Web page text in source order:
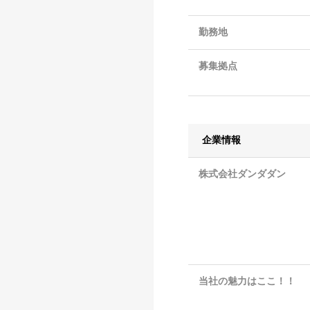
勤務地
募集拠点
企業情報
株式会社ダンダダン
当社の魅力はここ！！